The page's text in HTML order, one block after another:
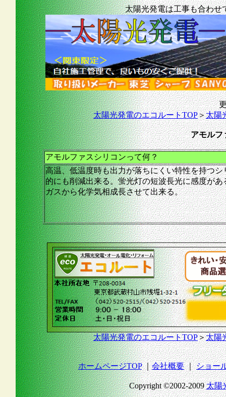
太陽光発電は工事も合わせ
太陽光発電のエコルートTOP＞太陽
アモルフ
アモルファスシリコンって何？
高温、低温度時も出力が落ちにくい特性を持つ
的にも削減出来る。蛍光灯の短波長光に感度が
ガスから化学気相成長させて出来る。
太陽光発電のエコルートTOP＞太陽
ホームページTOP｜会社概要｜ショー
Copyright ©2002-2009太陽